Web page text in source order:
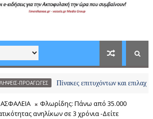
Πίνακες επιτυχόντων και επιλαχόντων
Φλωρίδης: Πάνω από 35.000
ανηλίκων σε 3 χρόνια -Δείτε